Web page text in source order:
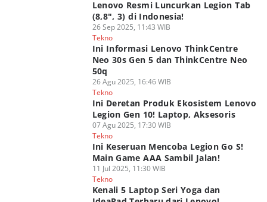
Lenovo Resmi Luncurkan Legion Tab
(8,8", 3) di Indonesia!
26 Sep 2025, 11:43 WIB
Tekno
Ini Informasi Lenovo ThinkCentre
Neo 30s Gen 5 dan ThinkCentre Neo
50q
26 Agu 2025, 16:46 WIB
Tekno
Ini Deretan Produk Ekosistem Lenovo
Legion Gen 10! Laptop, Aksesoris
07 Agu 2025, 17:30 WIB
Tekno
Ini Keseruan Mencoba Legion Go S!
Main Game AAA Sambil Jalan!
11 Jul 2025, 11:30 WIB
Tekno
Kenali 5 Laptop Seri Yoga dan